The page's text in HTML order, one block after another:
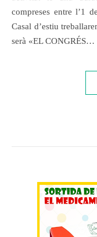
compreses entre l’1
Casal d’estiu
serà «EL CONGRÉS…